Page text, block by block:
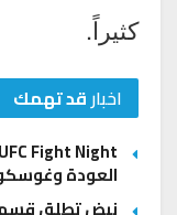
كثيراً.
اخبارقد تهمك
العودة